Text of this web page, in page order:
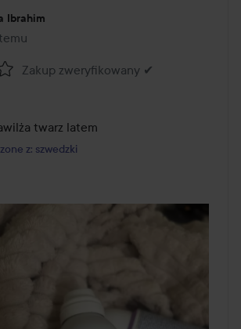
Ibrahim
utworzony 2 g. temu
Zakup zweryfikowany ✔
twarz latem
z: szwedzki